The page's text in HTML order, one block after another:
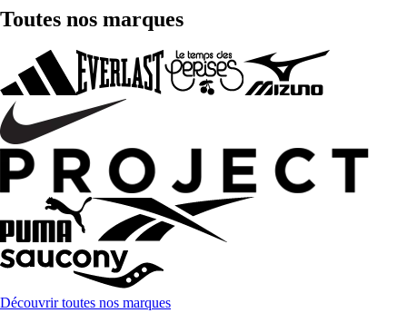
Toutes nos marques
Découvrir toutes nos marques